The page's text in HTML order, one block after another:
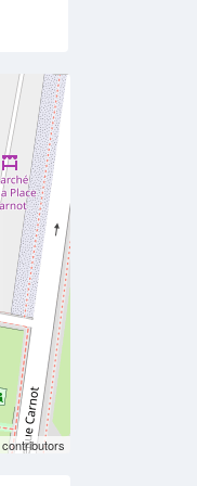
contributors